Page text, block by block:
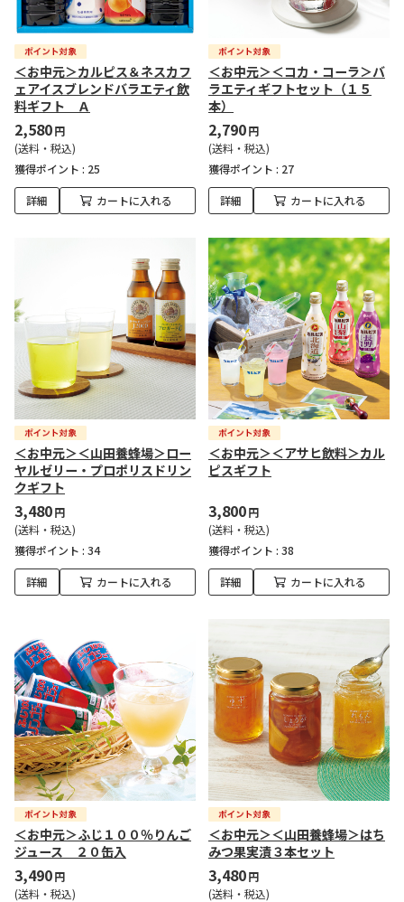
＜お中元＞カルピス＆ネスカフ
ェアイスブレンドバラエティ飲
料ギフト Ａ
2,580円
(送料・税込)
獲得ポイント : 25
詳細 カートに入れる
＜お中元＞＜コカ・コーラ＞バ
ラエティギフトセット（１５
本）
2,790円
(送料・税込)
獲得ポイント : 27
詳細 カートに入れる
＜お中元＞＜山田養蜂場＞ロー
ヤルゼリー・プロポリスドリン
クギフト
3,480円
(送料・税込)
獲得ポイント : 34
詳細 カートに入れる
＜お中元＞＜アサヒ飲料＞カル
ピスギフト
3,800円
(送料・税込)
獲得ポイント : 38
詳細 カートに入れる
＜お中元＞ふじ１００％りんご
ジュース ２０缶入
3,490円
(送料・税込)
＜お中元＞＜山田養蜂場＞はち
みつ果実漬３本セット
3,480円
(送料・税込)